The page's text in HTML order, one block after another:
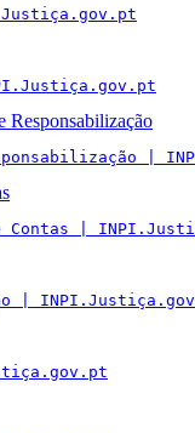
Responsabilização
|
Contas |
|